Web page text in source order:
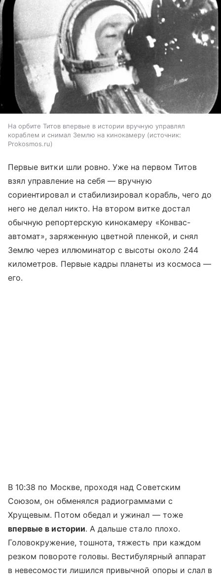
На орбите Титов впервые в истории вручную управлял
кораблем и снимал Землю на кинокамеру
источник:
Prokosmos.ru
Первые витки шли ровно. Уже на первом Титов
взял управление на себя — вручную
сориентировал и стабилизировал корабль, чего до
него не делал никто. На втором витке достал
обычную репортерскую кинокамеру «Конвас-
автомат», заряженную цветной пленкой, и снял
Землю через иллюминатор с высоты около 244
километров. Первые кадры планеты из космоса —
его.
В 10:38 по Москве, проходя над Советским
Союзом, он обменялся радиограммами с
Хрущевым. Потом обедал и ужинал — тоже
впервые в истории. А дальше стало плохо.
Головокружение, тошнота, тяжесть при каждом
резком повороте головы. Вестибулярный аппарат
в невесомости лишился привычной опоры и слал в